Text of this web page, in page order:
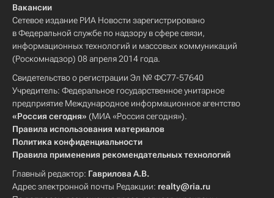
Вакансии
Сетевое издание РИА Новости зарегистрировано
в Федеральной службе по надзору в сфере связи,
информационных технологий и массовых коммуникаций
(Роскомнадзор) 08 апреля 2014 года.
Свидетельство о регистрации Эл № ФС77-57640
Учредитель: Федеральное государственное унитарное
предприятие Международное информационное агентство
«Россия сегодня» (МИА «Россия сегодня»).
Правила использования материалов
Политика конфиденциальности
Правила применения рекомендательных технологий
Главный редактор: Гаврилова А.В.
Адрес электронной почты Редакции: realty@ria.ru